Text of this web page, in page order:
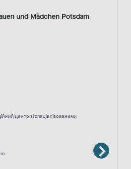
und Mädchen Potsdam
центр зі спеціалізованими